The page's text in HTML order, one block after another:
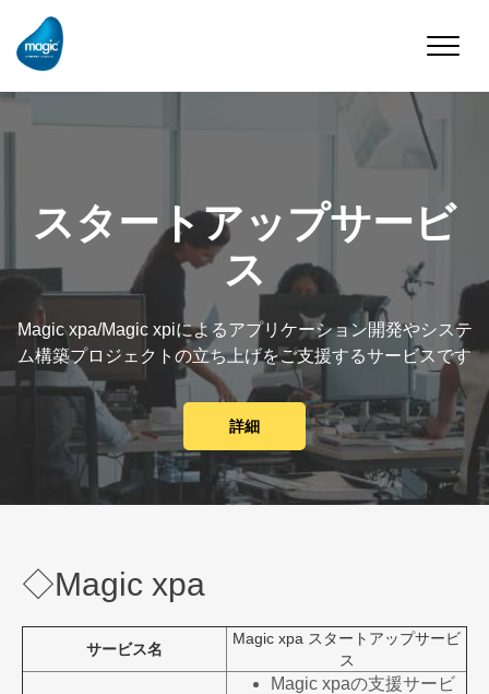
Toggle
スタートアップサービ
ス
Magic xpa/Magic xpiによるアプリケーション開発やシステ
ム構築プロジェクトの立ち上げをご支援するサービスです
詳細
◇Magic xpa
サービス名
Magic xpa スタートアップサービ
ス
Magic xpaの支援サービ